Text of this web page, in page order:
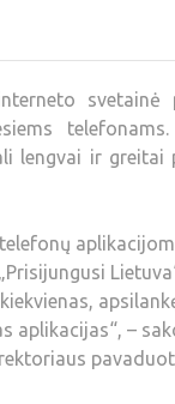
svetainė
lengvai ir greitai
aplikacijas“, –